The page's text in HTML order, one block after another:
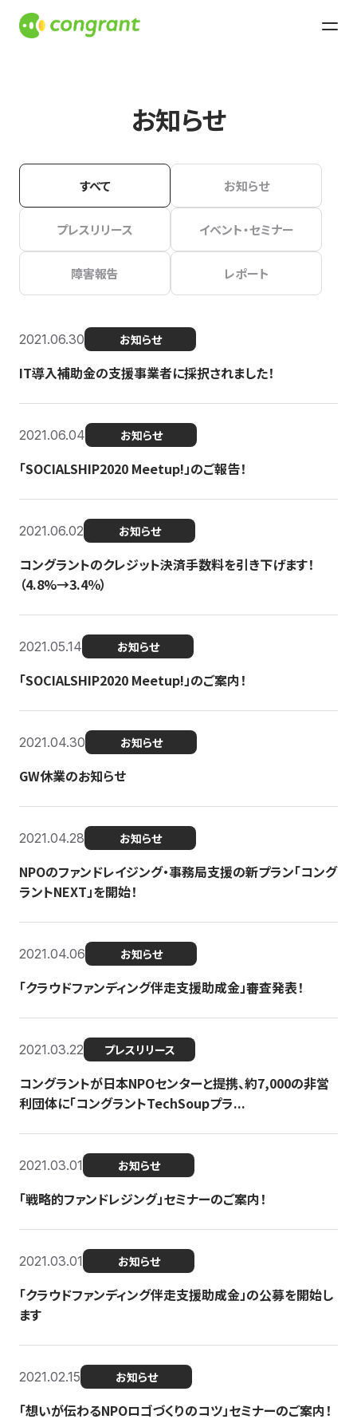
お知らせ
すべて お知らせ
プレスリリース イベント・セミナー
障害報告 レポート
2021.06.30 お知らせ
IT導入補助金の支援事業者に採択されました！
2021.06.04 お知らせ
「SOCIALSHIP2020 Meetup!」のご報告！
2021.06.02 お知らせ
コングラントのクレジット決済手数料を引き下げます！
（4.8%→3.4％）
2021.05.14 お知らせ
「SOCIALSHIP2020 Meetup!」のご案内！
2021.04.30 お知らせ
GW休業のお知らせ
2021.04.28 お知らせ
NPOのファンドレイジング・事務局支援の新プラン「コング
ラントNEXT」を開始！
2021.04.06 お知らせ
「クラウドファンディング伴走支援助成金」審査発表！
2021.03.22 プレスリリース
コングラントが日本NPOセンターと提携、約7,000の非営
利団体に「コングラントTechSoupプラ...
2021.03.01 お知らせ
「戦略的ファンドレジング」セミナーのご案内！
2021.03.01 お知らせ
「クラウドファンディング伴走支援助成金」の公募を開始し
ます
2021.02.15 お知らせ
「想いが伝わるNPOロゴづくりのコツ」セミナーのご案内！